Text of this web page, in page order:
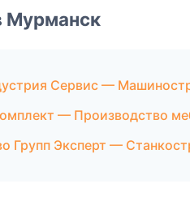
Мурманск
Сервис —
— Производство
Групп Эксперт —